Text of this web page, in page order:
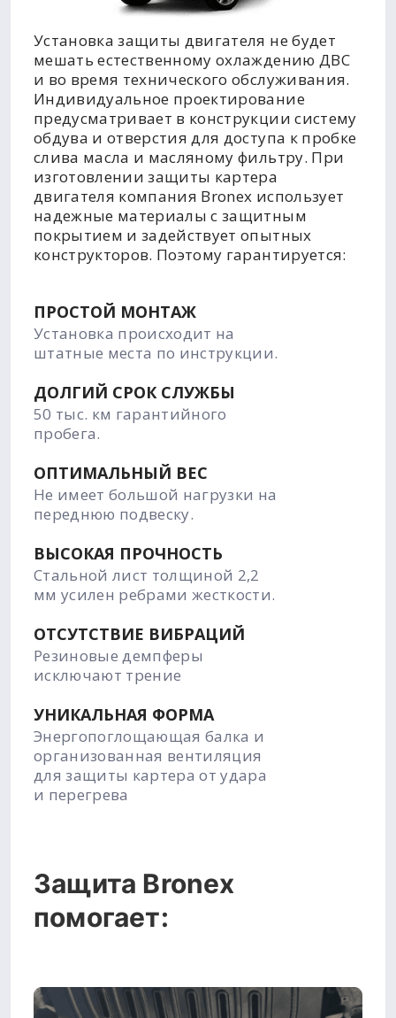
Установка защиты двигателя не будет
мешать естественному охлаждению ДВС
и во время технического обслуживания.
Индивидуальное проектирование
предусматривает в конструкции систему
обдува и отверстия для доступа к пробке
слива масла и масляному фильтру. При
изготовлении защиты картера
двигателя компания Bronex использует
надежные материалы с защитным
покрытием и задействует опытных
конструкторов. Поэтому гарантируется:
ПРОСТОЙ МОНТАЖ
Установка происходит на
штатные места по инструкции.
ДОЛГИЙ СРОК СЛУЖБЫ
50 тыс. км гарантийного
пробега.
ОПТИМАЛЬНЫЙ ВЕС
Не имеет большой нагрузки на
переднюю подвеску.
ВЫСОКАЯ ПРОЧНОСТЬ
Стальной лист толщиной 2,2
мм усилен ребрами жесткости.
ОТСУТСТВИЕ ВИБРАЦИЙ
Резиновые демпферы
исключают трение
УНИКАЛЬНАЯ ФОРМА
Энергопоглощающая балка и
организованная вентиляция
для защиты картера от удара
и перегрева
Защита Bronex
помогает: